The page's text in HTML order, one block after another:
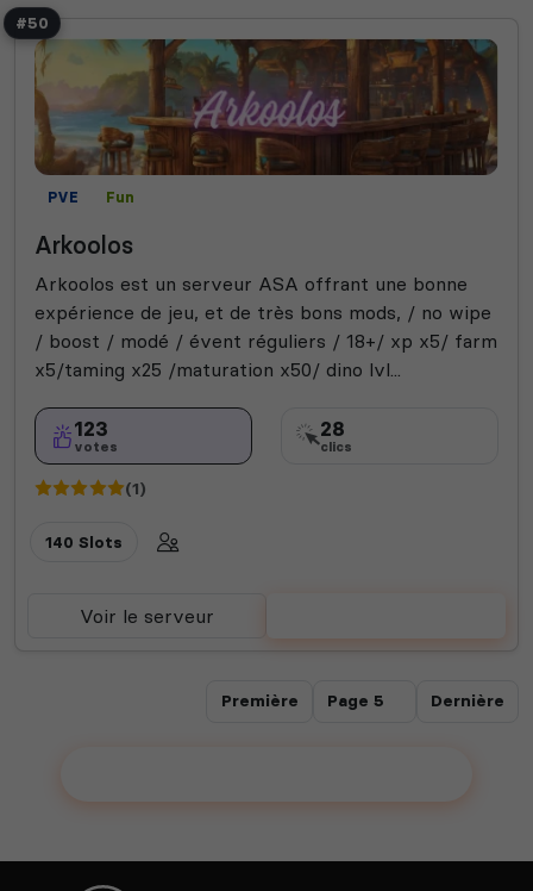
#50
PVE Fun
Arkoolos
Arkoolos est un serveur ASA offrant une bonne
expérience de jeu, et de très bons mods, / no wipe
/ boost / modé / évent réguliers / 18+/ xp x5/ farm
x5/taming x25 /maturation x50/ dino lvl...
123
votes
28
clics
(1)
140 Slots
Voir le serveur
Première Dernière